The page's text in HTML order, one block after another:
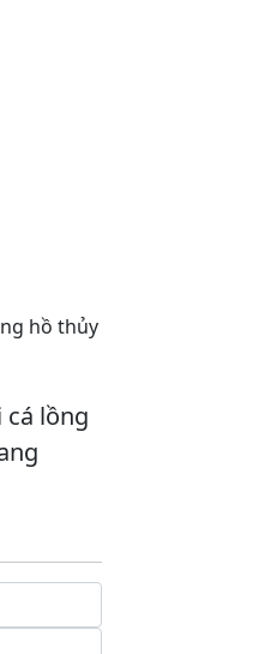
hồ thủy
cá lồng